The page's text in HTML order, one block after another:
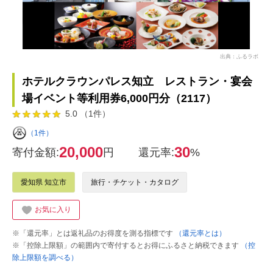
出典：ふるラボ
ホテルクラウンパレス知立 レストラン・宴会
場イベント等利用券6,000円分（2117）
5.0 （1件）
（1件）
寄付金額:20,000円 還元率:30%
愛知県 知立市 旅行・チケット・カタログ
お気に入り
※「還元率」とは返礼品のお得度を測る指標です
（還元率とは）
※「控除上限額」の範囲内で寄付するとお得にふるさと納税できます
（控
除上限額を調べる）